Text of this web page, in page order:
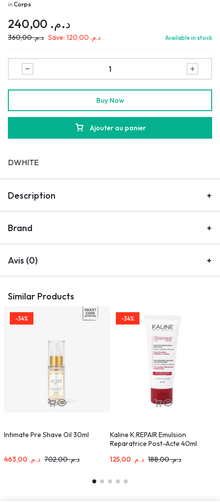
in Corps
د.م.
د.م.360,00 Save: د.م. Available in stock
Ajouter au panier
Buy Now
DWHITE
Description
Brand
Avis (0)
Similar Products
-34%
Intimate Pre Shave Oil 30ml
د.م. د.م.702,00
-34%
Kaline K.REPAIR Emulsion
Reparatrice Post-Acte 40ml
د.م.
د.م.188,00